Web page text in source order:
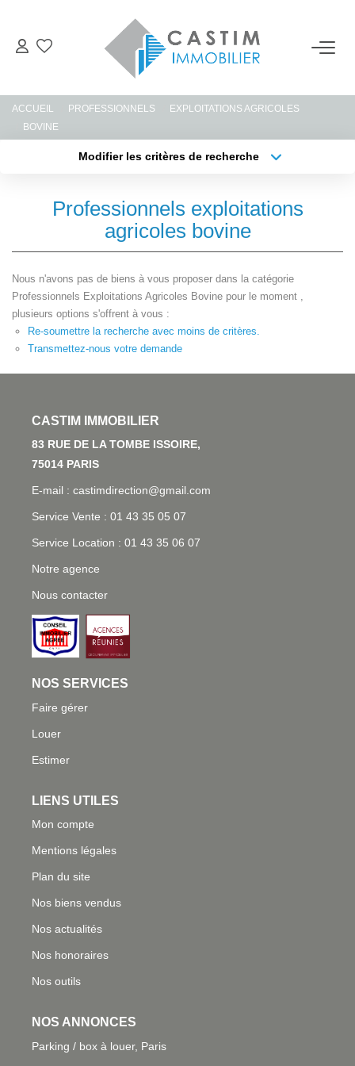
GERER
CONTACT
ACCUEIL PROFESSIONNELS
EXPLOITATIONS AGRICOLES
BOVINE
Modifier les critères de recherche
Type de bien
Surface min
Créer une alerte
Professionnels exploitations
agricoles bovine
Nous n'avons pas de biens à vous proposer dans la catégorie
Professionnels Exploitations Agricoles Bovine pour le moment ,
plusieurs options s'offrent à vous :
Re-soumettre la recherche avec moins de critères.
Transmettez-nous votre demande
L'AGENCE
83 RUE DE LA TOMBE ISSOIRE, 75014 PARIS
E-mail : castimdirection@gmail.com
Service Vente : 01 43 35 05 07
Service Location : 01 43 35 06 07
Notre agence
Nous contacter
NOS SERVICES
Faire gérer
Louer
Estimer
LIENS UTILES
Mon compte
Mentions légales
Plan du site
Nos biens vendus
Nos actualités
Nos honoraires
Nos outils
NOS ANNONCES
Parking / box à louer, Paris